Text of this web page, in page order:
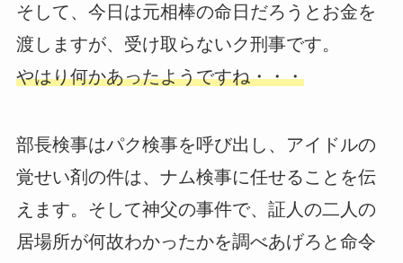
そして、今日は元相棒の命日だろうとお金を
渡しますが、受け取らないク刑事です。
やはり何かあったようですね・・・
部長検事はパク検事を呼び出し、アイドルの
覚せい剤の件は、ナム検事に任せることを伝
えます。そして神父の事件で、証人の二人の
居場所が何故わかったかを調べあげろと命令